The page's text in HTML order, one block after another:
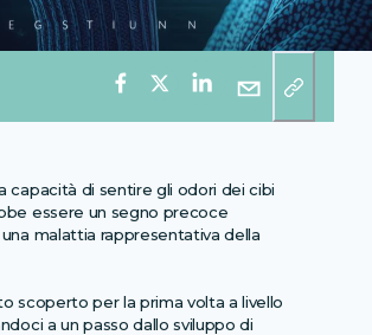
capacità di sentire gli odori dei cibi
essere un segno precoce
malattia rappresentativa della
scoperto per la prima volta a livello
a un passo dallo sviluppo di